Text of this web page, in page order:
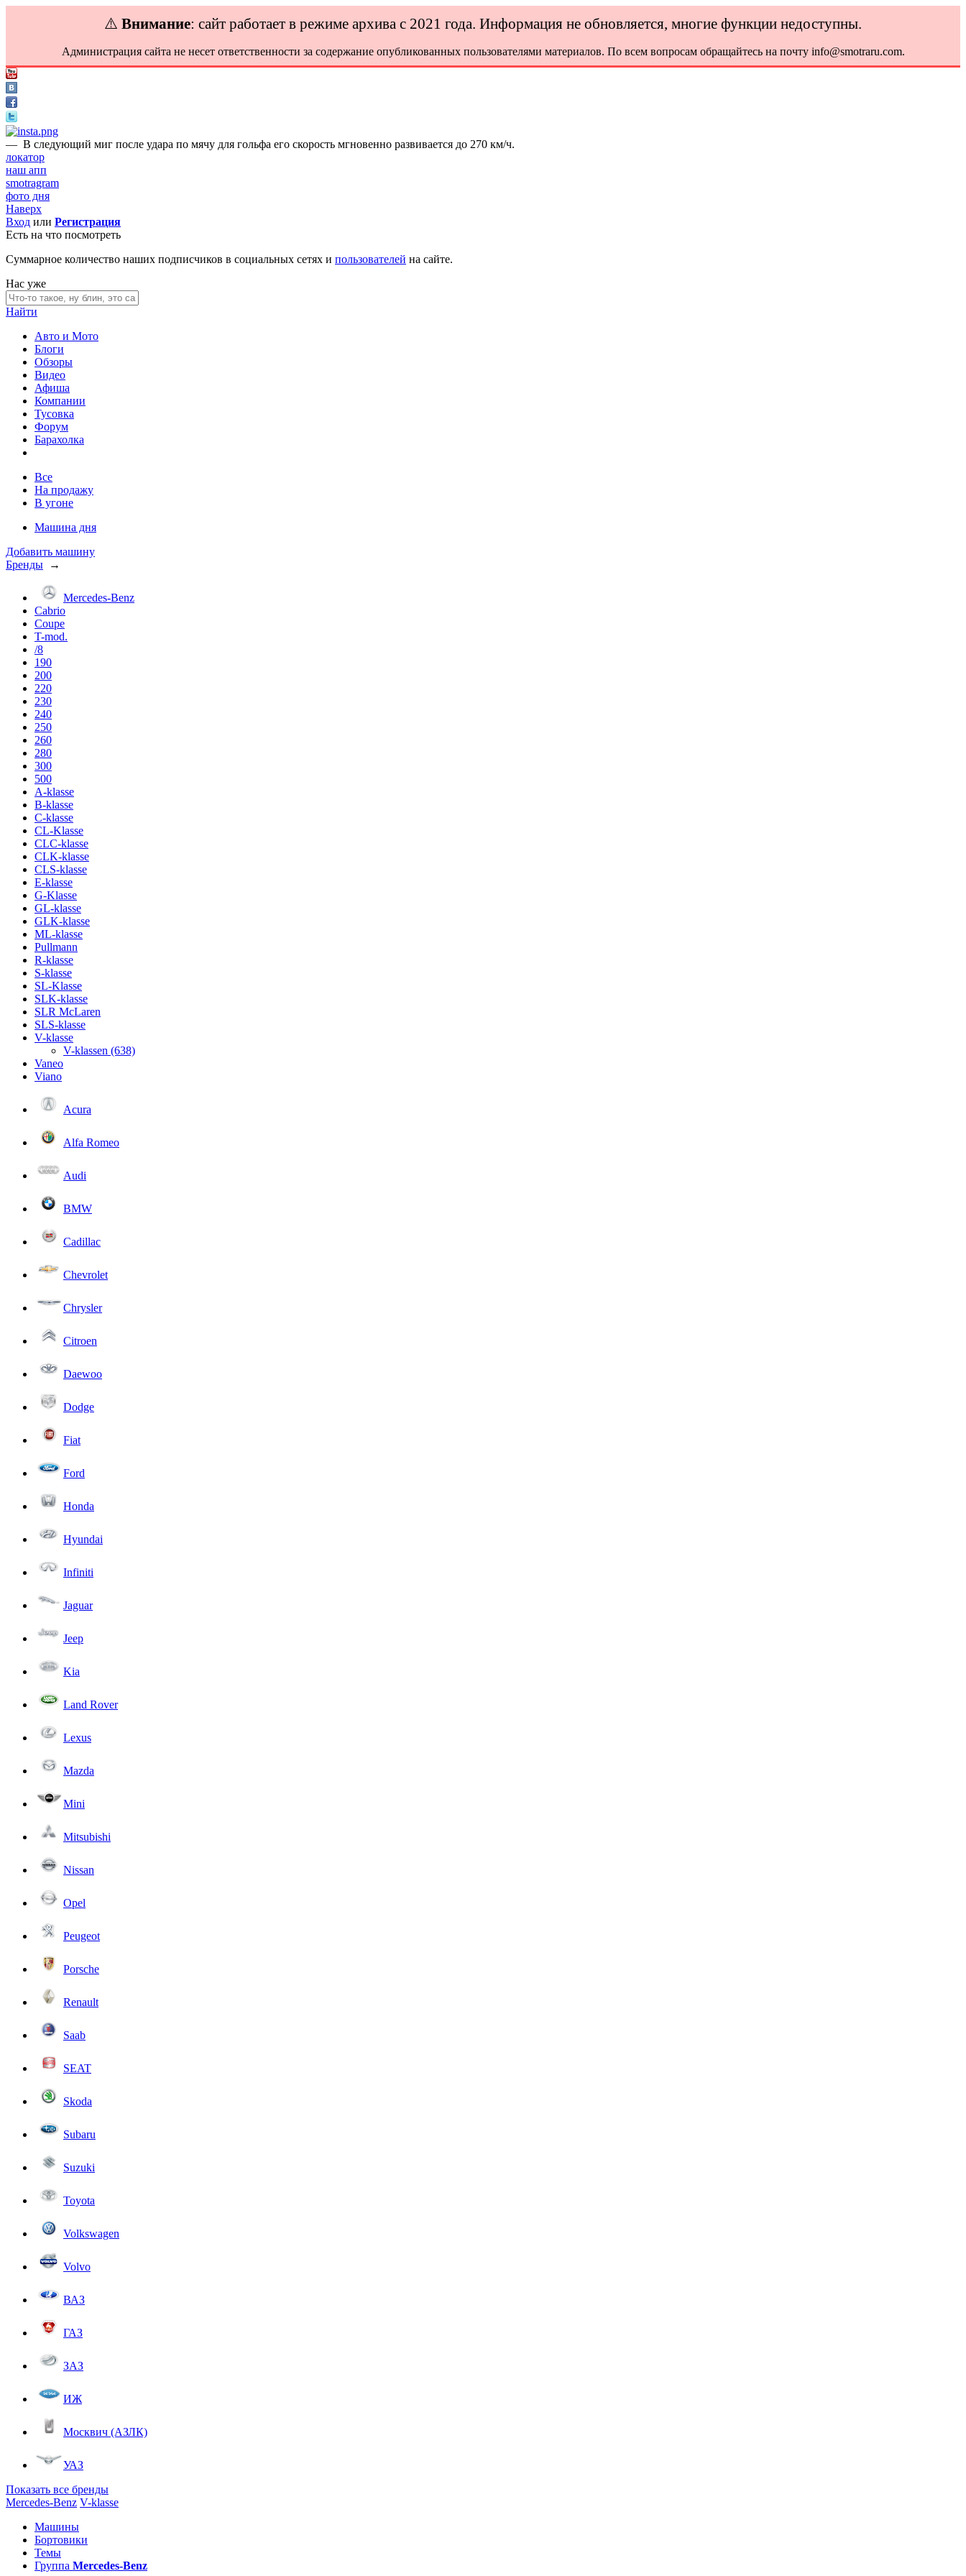
⚠️ Внимание: сайт работает в режиме архива с 2021 года. Информация не обновляется, многие функции недоступны.
Администрация сайта не несет ответственности за содержание опубликованных пользователями материалов. По всем вопросам обращайтесь на почту info@smotraru.com.
— В следующий миг после удара по мячу для гольфа его скорость мгновенно развивается до 270 км/ч.
локатор
наш апп
smotragram
фото дня
Наверх
Вход или Регистрация
Есть на что посмотреть
Суммарное количество наших подписчиков в социальных сетях и пользователей на сайте.
Нас уже
Найти
Авто и Мото
Блоги
Обзоры
Видео
Афиша
Компании
Тусовка
Форум
Барахолка
Все
На продажу
В угоне
Машина дня
Добавить машину
Бренды →
Mercedes-Benz
Cabrio
Coupe
T-mod.
/8
190
200
220
230
240
250
260
280
300
500
A-klasse
B-klasse
C-klasse
CL-Klasse
CLC-klasse
CLK-klasse
CLS-klasse
E-klasse
G-Klasse
GL-klasse
GLK-klasse
ML-klasse
Pullmann
R-klasse
S-klasse
SL-Klasse
SLK-klasse
SLR McLaren
SLS-klasse
V-klasse
V-klassen (638)
Vaneo
Viano
Acura
Alfa Romeo
Audi
BMW
Cadillac
Chevrolet
Chrysler
Citroen
Daewoo
Dodge
Fiat
Ford
Honda
Hyundai
Infiniti
Jaguar
Jeep
Kia
Land Rover
Lexus
Mazda
Mini
Mitsubishi
Nissan
Opel
Peugeot
Porsche
Renault
Saab
SEAT
Skoda
Subaru
Suzuki
Toyota
Volkswagen
Volvo
ВАЗ
ГАЗ
ЗАЗ
ИЖ
Москвич (АЗЛК)
УАЗ
Показать все бренды
Mercedes-Benz V-klasse
Машины
Бортовики
Темы
Группа Mercedes-Benz